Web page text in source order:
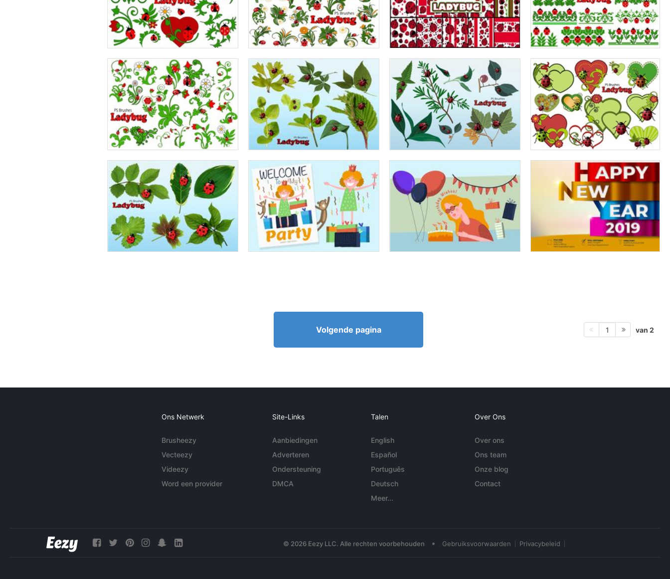
Volgende pagina 1 van 2
Ons Netwerk
Brusheezy
Vecteezy
Videezy
Word een provider
Site-Links
Aanbiedingen
Adverteren
Ondersteuning
DMCA
Talen
English
Español
Português
Deutsch
Meer...
Over Ons
Over ons
Ons team
Onze blog
Contact
© 2026 Eezy LLC. Alle rechten voorbehouden • Gebruiksvoorwaarden Privacybeleid